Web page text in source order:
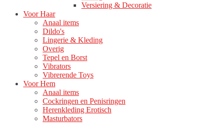
Versiering & Decoratie
Voor Haar
Anaal items
Dildo's
Lingerie & Kleding
Overig
Tepel en Borst
Vibrators
Vibrerende Toys
Voor Hem
Anaal items
Cockringen en Penisringen
Herenkleding Erotisch
Masturbators